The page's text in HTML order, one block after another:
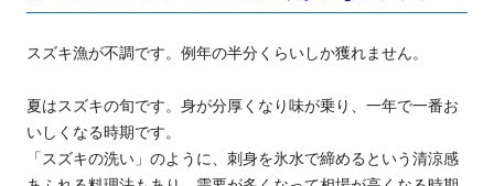
スズキ漁が不調です。例年の半分くらいしか獲れません。
夏はスズキの旬です。身が分厚くなり味が乗り、一年で一番お
いしくなる時期です。
「スズキの洗い」のように、刺身を氷水で締めるという清涼感